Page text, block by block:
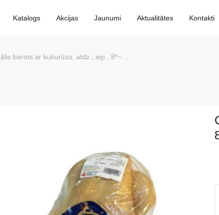
Katalogs Akcijas Jaunumi Aktualitātes Kontakti
Cālis barots ar kukurūzu, atdz., iep., 8*~1.2-1.4kg, P`TIT DUC